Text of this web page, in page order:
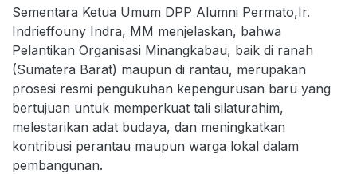
Sementara Ketua Umum DPP Alumni Permato,Ir.
Indrieffouny Indra, MM menjelaskan, bahwa
Pelantikan Organisasi Minangkabau, baik di ranah
(Sumatera Barat) maupun di rantau, merupakan
prosesi resmi pengukuhan kepengurusan baru yang
bertujuan untuk memperkuat tali silaturahim,
melestarikan adat budaya, dan meningkatkan
kontribusi perantau maupun warga lokal dalam
pembangunan.